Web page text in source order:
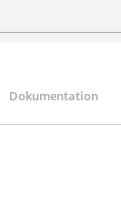
Dokumentation